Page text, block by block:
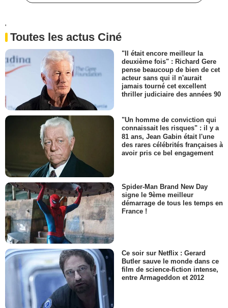
'
Toutes les actus Ciné
"Il était encore meilleur la
deuxième fois" : Richard Gere
pense beaucoup de bien de cet
acteur sans qui il n'aurait
jamais tourné cet excellent
thriller judiciaire des années 90
"Un homme de conviction qui
connaissait les risques" : il y a
81 ans, Jean Gabin était l'une
des rares célébrités françaises à
avoir pris ce bel engagement
Spider-Man Brand New Day
signe le 9ème meilleur
démarrage de tous les temps en
France !
Ce soir sur Netflix : Gerard
Butler sauve le monde dans ce
film de science-fiction intense,
entre Armageddon et 2012